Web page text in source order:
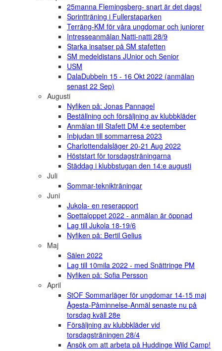
25manna Flemingsberg- snart är det dags!
Sprintträning i Fullerstaparken
Terräng-KM för våra ungdomar och juniorer
Intresseanmälan Natti-natti 28/9
Starka insatser på SM stafetten
SM medeldistans JUnior och Senior
USM
DalaDubbeln 15 - 16 Okt 2022 (anmälan
senast 22 Sep)
Augusti
Nyfiken på: Jonas Pannagel
Beställning och försäljning av klubbkläder
Anmälan till Stafett DM 4:e september
Inbjudan till sommarresa 2023
Charlottendalsläger 20-21 Aug 2022
Höststart för torsdagsträningarna
Städdag i klubbstugan den 14:e augusti
Juli
Sommar-teknikträningar
Juni
Jukola- en reserapport
Spettaloppet 2022 - anmälan är öppnad
Lag till Jukola 18-19/6
Nyfiken på: Bertil Gelius
Maj
Sälen 2022
Lag till 10mila 2022 - med Snättringe PM
Nyfiken på: Sofia Persson
April
StOF Sommarläger för ungdomar 14-15 maj
Ågesta-Påminnelse-Anmäl senaste nu på
torsdag kväll 28e
Försäljning av klubbkläder vid
torsdagsträningen 28/4
Ansök om att arbeta på Huddinge Wild Camp!